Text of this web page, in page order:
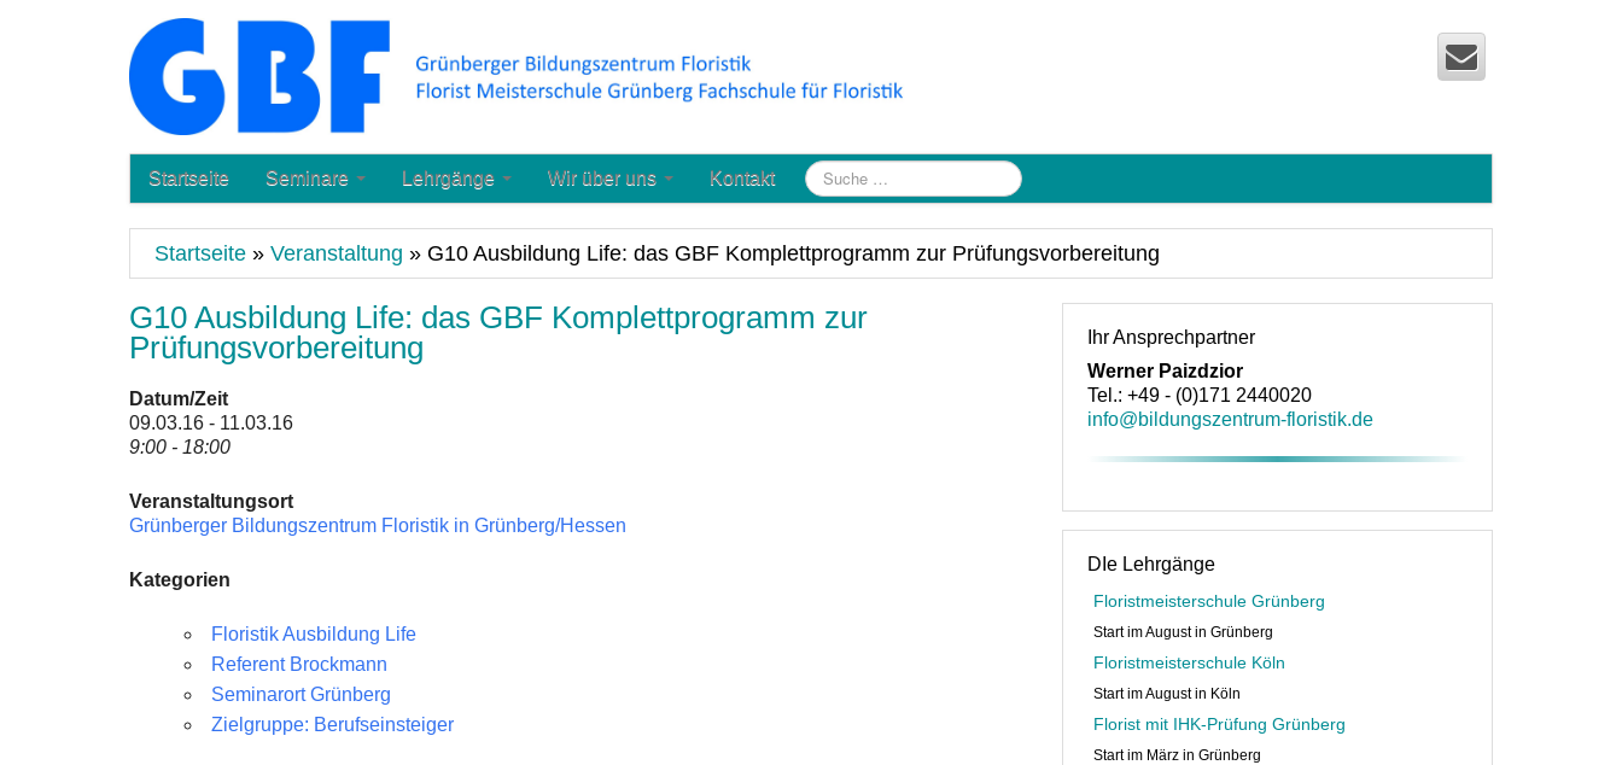
Startseite Seminare Lehrgänge Wir über uns Kontakt
Startseite » Veranstaltung » G10 Ausbildung Life: das GBF Komplettprogramm zur Prüfungsvorbereitung
G10 Ausbildung Life: das GBF Komplettprogramm zur
Prüfungsvorbereitung
Datum/Zeit
09.03.16 - 11.03.16
9:00 - 18:00
Veranstaltungsort
Grünberger Bildungszentrum Floristik in Grünberg/Hessen
Kategorien
Floristik Ausbildung Life
Referent Brockmann
Seminarort Grünberg
Zielgruppe: Berufseinsteiger
Ihr Ansprechpartner
Werner Paizdzior
Tel.: +49 - (0)171 2440020
info@bildungszentrum-floristik.de
DIe Lehrgänge
Floristmeisterschule Grünberg
Start im August in Grünberg
Floristmeisterschule Köln
Start im August in Köln
Florist mit IHK-Prüfung Grünberg
Start im März in Grünberg